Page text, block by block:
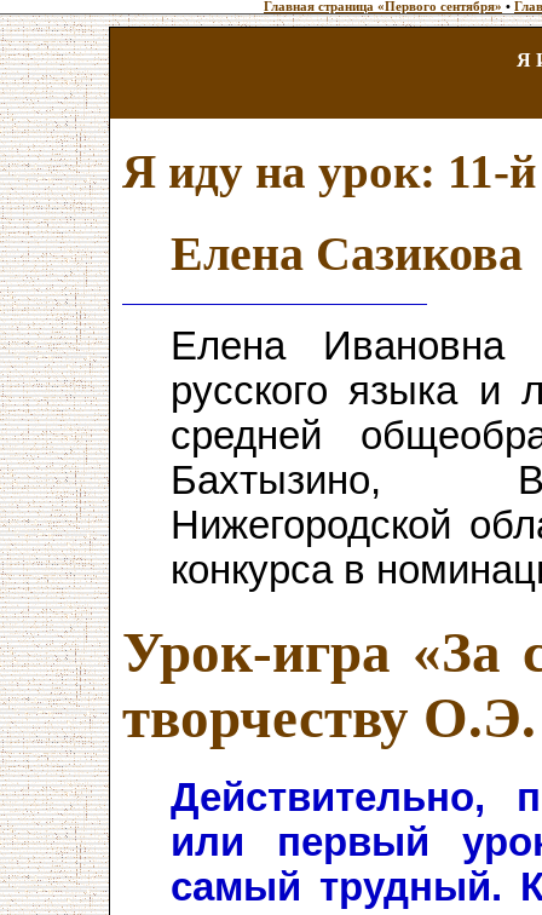
Главная страница «Первого сентября» •
Я
Я иду на урок: 11-й
Елена Сазикова
Елена
русского языка и
средней
Бахтызино,
Нижегородской
конкурса в
Урок-игра «За
творчеству
Действительно,
или первый
самый трудный.